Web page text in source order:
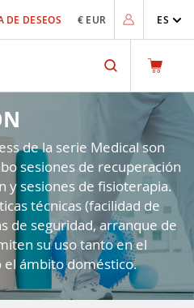
DE DESEOS € EUR ES
Search
de la serie Medical son
sesiones de recuperación
y sesiones de fisioterapia.
técnicas (facilidad de
de seguridad, arranque de
su uso tanto en el
ámbito doméstico.